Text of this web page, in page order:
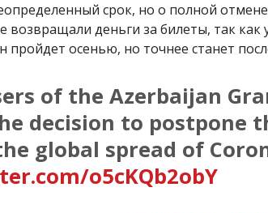
срок, но о полной
деньги за билеты, так как
осенью, но точнее станет
of the Azerbaijan
decision to postpone
global spread of
o5cKQb2obY